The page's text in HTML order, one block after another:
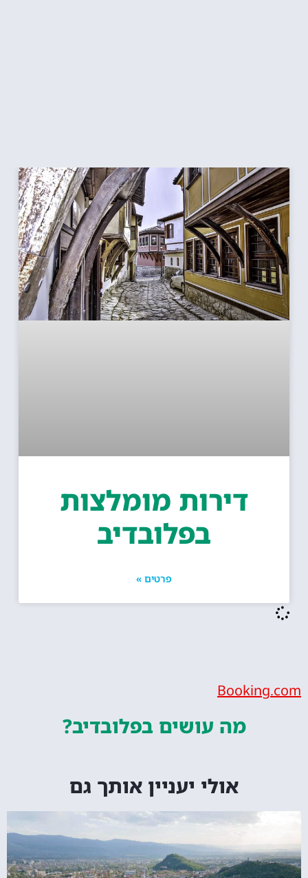
דירות מומלצות
בפלובדיב
מה עושים בפלובדיב?
אולי יעניין אותך גם